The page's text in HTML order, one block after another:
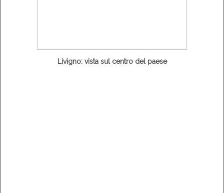
Livigno: vista sul centro del paese